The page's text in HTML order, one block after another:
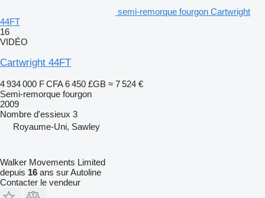
semi-remorque fourgon Cartwright
44FT
16
VIDÉO
Cartwright 44FT
4 934 000 F CFA 6 450 £GB ≈ 7 524 €
Semi-remorque fourgon
2009
Nombre d'essieux 3
Royaume-Uni, Sawley
Walker Movements Limited
depuis 16 ans sur Autoline
Contacter le vendeur